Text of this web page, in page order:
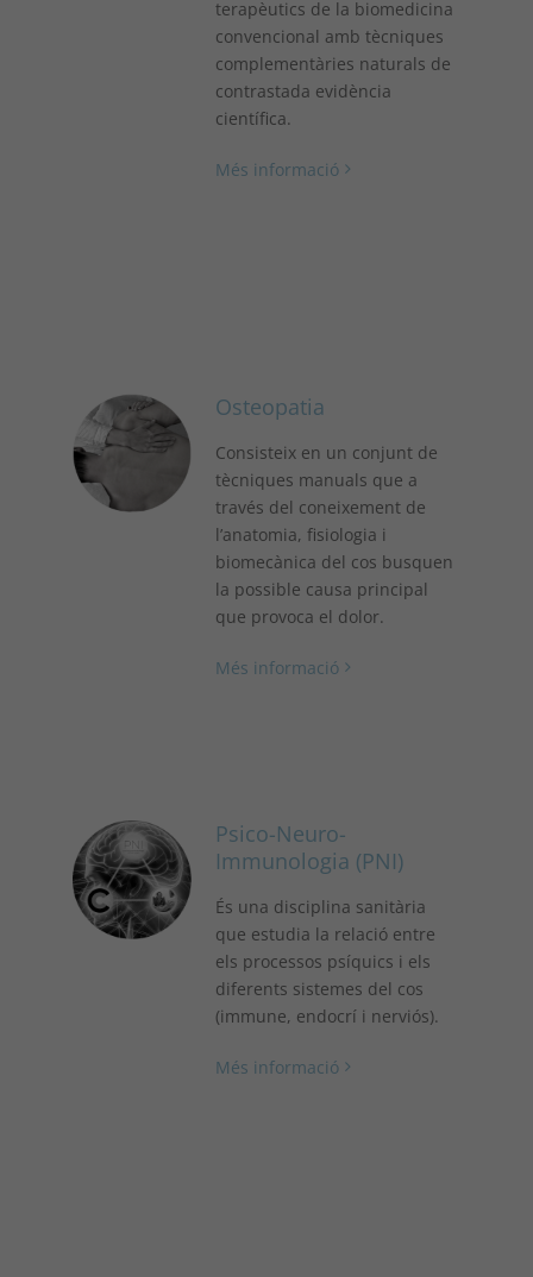
terapèutics de la biomedicina
convencional amb tècniques
complementàries naturals de
contrastada evidència
científica.
Més informació
Osteopatia
Consisteix en un conjunt de
tècniques manuals que a
través del coneixement de
l’anatomia, fisiologia i
biomecànica del cos busquen
la possible causa principal
que provoca el dolor.
Més informació
Psico-Neuro-
Immunologia (PNI)
És una disciplina sanitària
que estudia la relació entre
els processos psíquics i els
diferents sistemes del cos
(immune, endocrí i nerviós).
Més informació